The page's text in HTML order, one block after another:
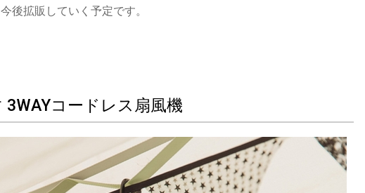
後拡販していく予定です。
コードレス扇風機